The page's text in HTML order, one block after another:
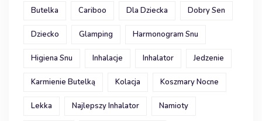
Butelka Cariboo Dla Dziecka Dobry Sen
Dziecko Glamping Harmonogram Snu
Higiena Snu Inhalacje Inhalator Jedzenie
Karmienie Butelką Kolacja Koszmary Nocne
Lekka Najlepszy Inhalator Namioty